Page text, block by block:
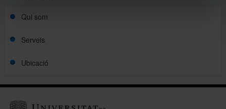
Qui som
Serveis
Ubicació